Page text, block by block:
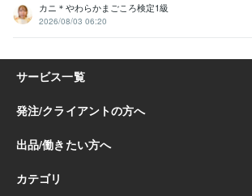
カニ＊やわらかまごころ検定1級
2026/08/03 06:20